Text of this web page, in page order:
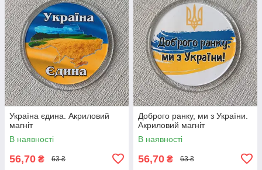
Україна єдина. Акриловий
магніт
В наявності
56,70 ₴ 63 ₴
Доброго ранку, ми з України.
Акриловий магніт
В наявності
56,70 ₴ 63 ₴